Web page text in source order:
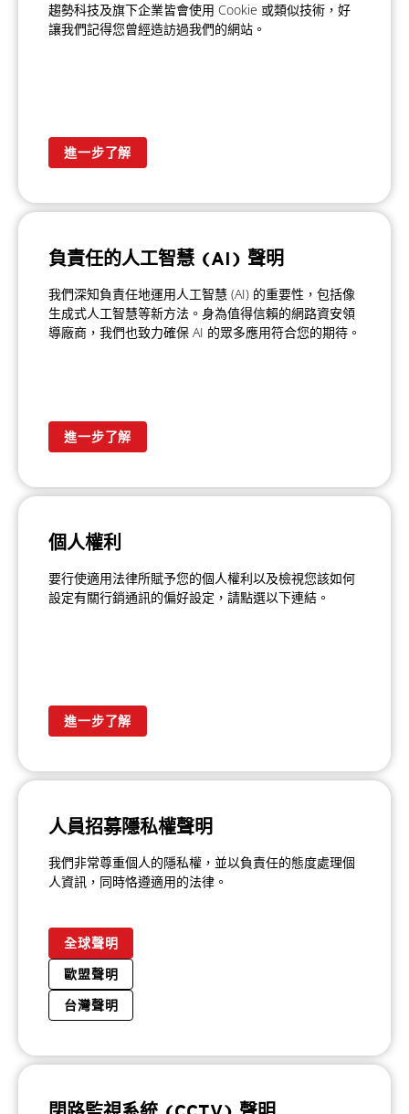
趨勢科技及旗下企業皆會使用 Cookie 或類似技術，好
讓我們記得您曾經造訪過我們的網站。
進一步了解
負責任的人工智慧 (AI) 聲明
我們深知負責任地運用人工智慧 (AI) 的重要性，包括像
生成式人工智慧等新方法。身為值得信賴的網路資安領
導廠商，我們也致力確保 AI 的眾多應用符合您的期待。
進一步了解
個人權利
要行使適用法律所賦予您的個人權利以及檢視您該如何
設定有關行銷通訊的偏好設定，請點選以下連結。
進一步了解
人員招募隱私權聲明
我們非常尊重個人的隱私權，並以負責任的態度處理個
人資訊，同時恪遵適用的法律。
全球聲明
歐盟聲明
台灣聲明